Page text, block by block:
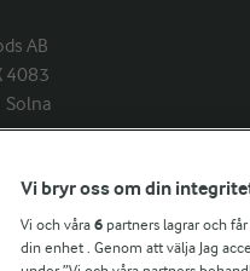
AB
4083
Solna
oss
Vi bryr oss om din
Vi och våra 6 partners lagrar och
din enhet . Genom att välja Jag